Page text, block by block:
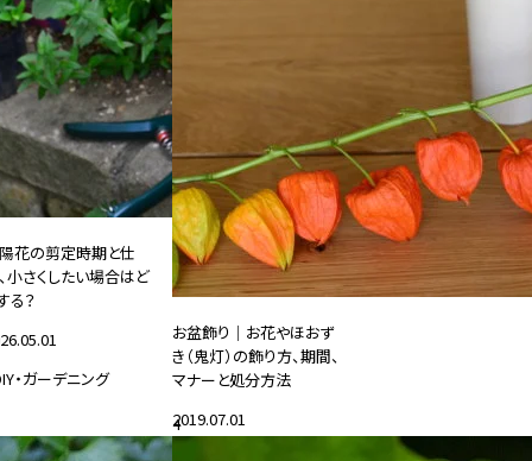
花の剪定時期と仕
小さくしたい場合はど
る？
・ガーデニング
お盆飾り｜お花やほおず
き（鬼灯）の飾り方、期間、
マナーと処分方法
2019.07.01
4